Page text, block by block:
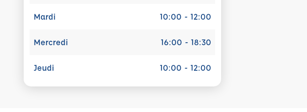
Mardi 10:00 - 12:00
Mercredi 16:00 - 18:30
Jeudi 10:00 - 12:00